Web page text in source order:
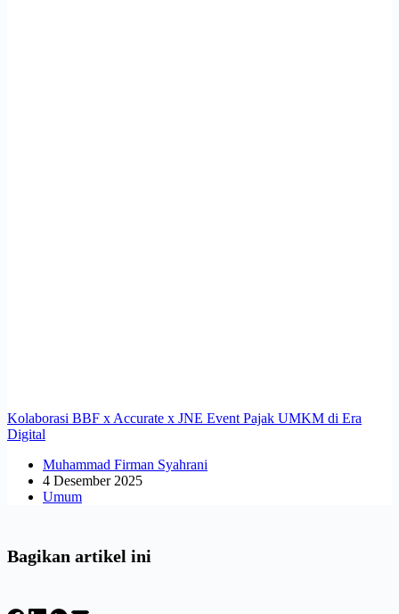
Kolaborasi BBF x Accurate x JNE Event Pajak UMKM di Era
Digital
Muhammad Firman Syahrani
4 Desember 2025
Umum
Bagikan artikel ini